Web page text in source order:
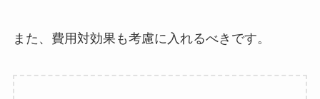
また、費用対効果も考慮に入れるべきです。